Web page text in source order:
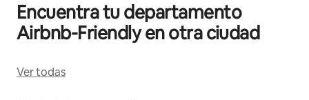
Encuentra tu departamento
Airbnb-Friendly en otra ciudad
Ver todas